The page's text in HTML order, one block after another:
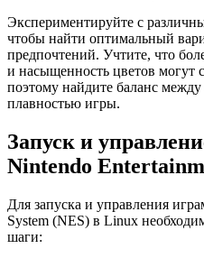
Экспериментируйте с
чтобы найти оптимальный
предпочтений. Учтите, что
и насыщенность цветов могут
поэтому найдите баланс
плавностью игры.
Запуск и
Nintendo
Для запуска и управления
System (NES) в Linux
шаги: